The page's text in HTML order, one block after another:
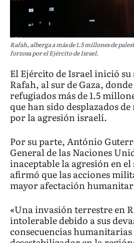
Rafah, alberga a más de 1.5 millones de
forzosa por el Ejército de Israel.
El Ejército de Israel inició
Rafah, al sur de Gaza,
refugiados más de 1.5
que han sido desplazados
por la agresión israelí.
Por su parte, António
General de las Naciones
inaceptable la agresión en el
afirmó que las acciones
mayor afectación
«Una invasión terrestre en
intolerable debido a sus
consecuencias